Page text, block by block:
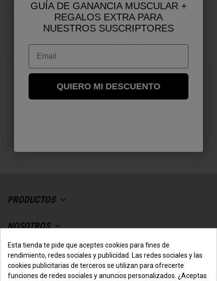
PRODUCTOS
NOSOTROS
SU CUENTA
Esta tienda te pide que aceptes cookies para fines de
rendimiento, redes sociales y publicidad. Las redes sociales y las
cookies publicitarias de terceros se utilizan para ofrecerte
funciones de redes sociales y anuncios personalizados. ¿Aceptas
GUÍA DE GANANCIA MUSCULAR +
REGALOS EXTRA PARA
NUESTROS SUSCRIPTORES
Email
QUIERO MI DESCUENTO